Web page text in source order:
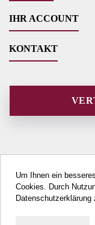
IHR ACCOUNT
KONTAKT
Um Ihnen ein
Cookies. Durch
Datenschutzerklärung